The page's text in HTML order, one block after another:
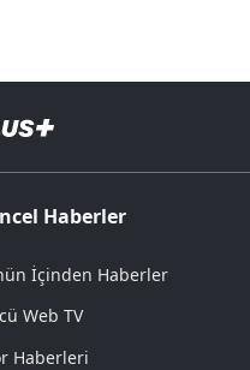
Haberler
İçinden Haberler
Web TV
Haberleri